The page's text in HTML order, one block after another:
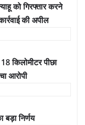
को गिरफ्तार करने
की अपील
किलोमीटर पीछा
आरोपी
निर्णय